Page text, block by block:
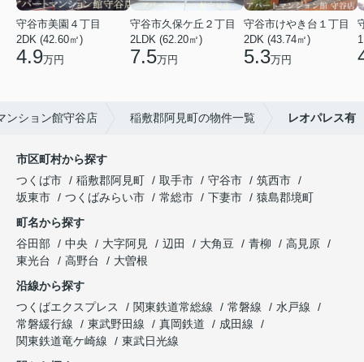
守谷市美園４丁目
2DK (42.60㎡)
4.9万円
守谷市久保ケ丘２丁目
2LDK (62.20㎡)
7.5万円
守谷市けやき台１丁目
2DK (43.74㎡)
5.3万円
ンション館守谷店 稲敷郡阿見町の物件一覧 レオパレス有
市区町村から探す
つくば市
稲敷郡阿見町 取手市 守谷市
筑西市
坂東市
つくばみらい市 常総市 下妻市
猿島郡境町
町名から探す
谷田部
中央 大字阿見 辺田 大角豆 青柳
高見原
東光台
高野台
大曽根
沿線から探す
つくばエクスプレス
関東鉄道常総線 常磐線
水戸線
常磐緩行線
東武野田線 真岡鉄道
成田線
関東鉄道竜ケ崎線
東武日光線